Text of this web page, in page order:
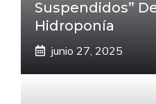
Suspendidos”
Hidroponía
junio 27, 2025